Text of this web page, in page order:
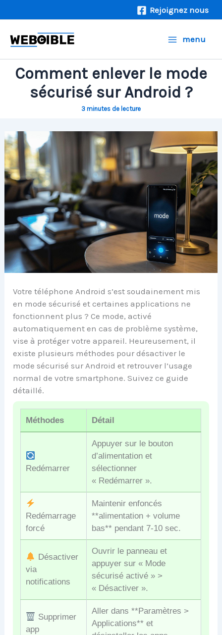
au
Rejoignez nous
menu
Comment enlever le mode
sécurisé sur Android ?
3 minutes de lecture
Votre téléphone Android s’est soudainement mis
en mode sécurisé et certaines applications ne
fonctionnent plus ? Ce mode, activé
automatiquement en cas de problème système,
vise à protéger votre appareil. Heureusement, il
existe plusieurs méthodes pour désactiver le
mode sécurisé sur Android et retrouver l’usage
normal de votre smartphone. Suivez ce guide
détaillé.
Méthodes Détail
Redémarrer
Appuyer sur le bouton
d’alimentation et
sélectionner
« Redémarrer ».
Redémarrage
forcé
Maintenir enfoncés
**alimentation + volume
bas** pendant 7-10 sec.
Désactiver
via
notifications
Ouvrir le panneau et
appuyer sur « Mode
sécurisé activé » >
« Désactiver ».
Supprimer
app
Aller dans **Paramètres >
Applications** et